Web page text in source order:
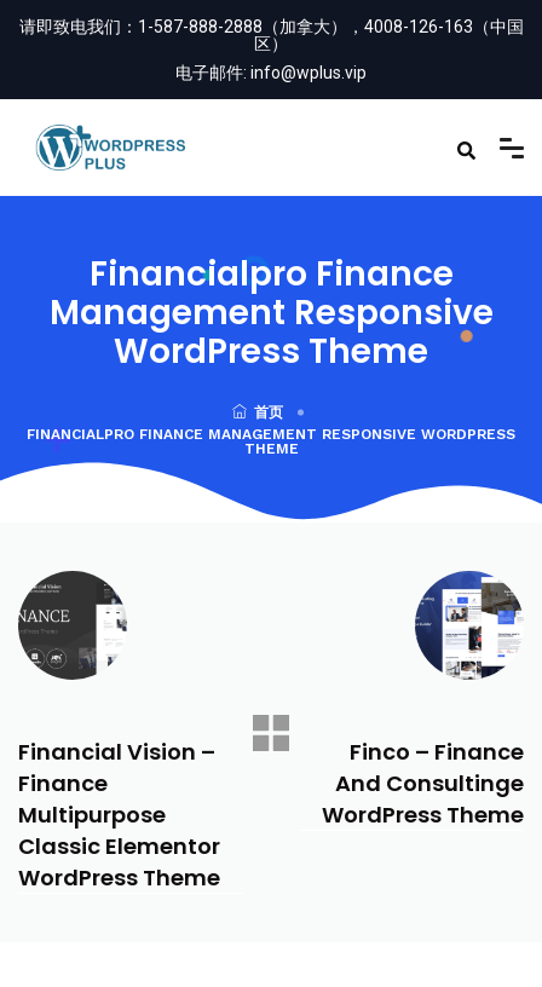
请即致电我们： 1-587-888-2888（加拿大），4008-126-163（中国
区）
电子邮件: info@wplus.vip
Financialpro Finance
Management Responsive
WordPress Theme
首页
FINANCIALPRO FINANCE MANAGEMENT RESPONSIVE WORDPRESS
THEME
Financial Vision –
Finance
Multipurpose
Classic Elementor
WordPress Theme
Finco – Finance
And Consultinge
WordPress Theme